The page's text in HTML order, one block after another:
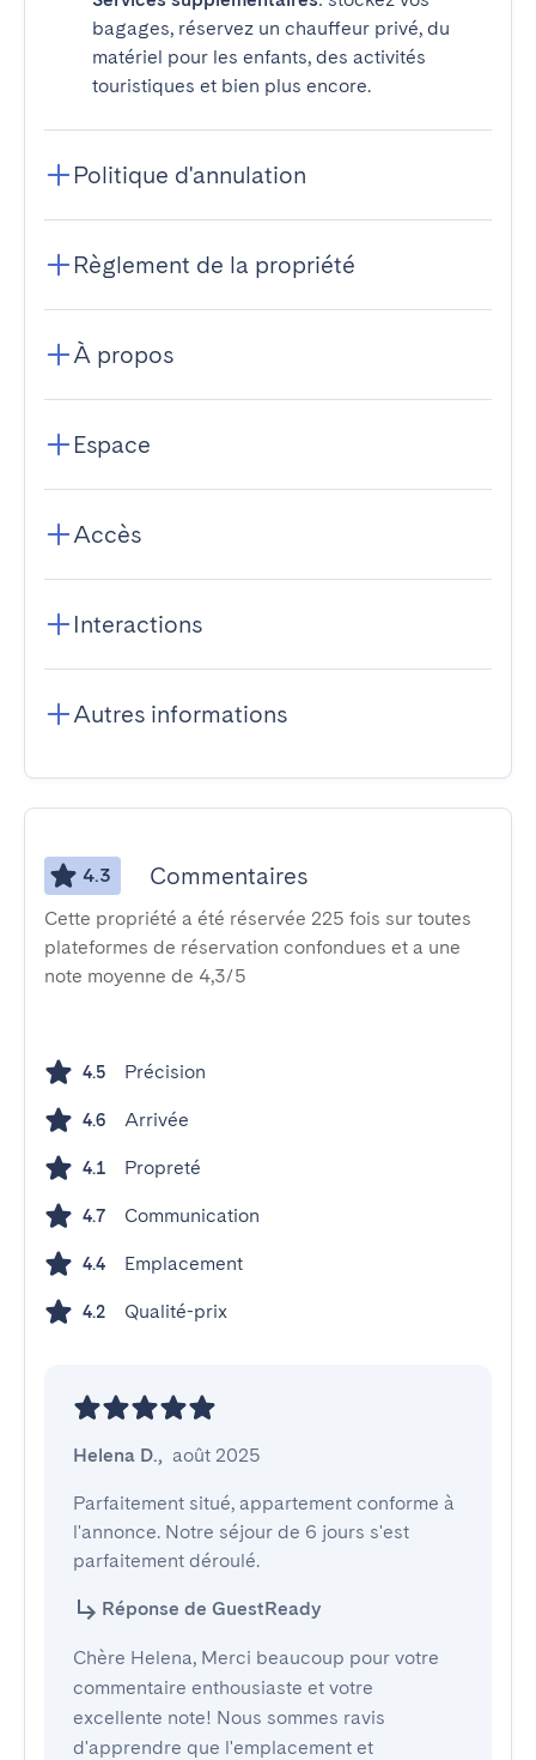
bagages, réservez un chauffeur privé, du
matériel pour les enfants, des activités
touristiques et bien plus encore.
Politique d'annulation
Règlement de la propriété
À propos
Espace
Accès
Interactions
Autres informations
4.3 Commentaires
Cette propriété a été réservée 225 fois sur toutes
plateformes de réservation confondues et a une
note moyenne de 4,3/5
4.5 Précision
4.6 Arrivée
4.1 Propreté
4.7 Communication
4.4 Emplacement
4.2 Qualité-prix
Helena D., août 2025
Parfaitement situé, appartement conforme à
l'annonce. Notre séjour de 6 jours s'est
parfaitement déroulé.
Réponse de GuestReady
Chère Helena, Merci beaucoup pour votre
commentaire enthousiaste et votre
excellente note! Nous sommes ravis
d'apprendre que l'emplacement et